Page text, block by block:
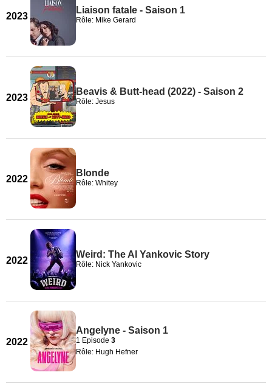
2023
Liaison fatale - Saison 1
Rôle: Mike Gerard
2023
Beavis & Butt-head (2022) - Saison 2
Rôle: Jesus
2022
Blonde
Rôle: Whitey
2022
Weird: The Al Yankovic Story
Rôle: Nick Yankovic
2022
Angelyne - Saison 1
1 Episode 3
Rôle: Hugh Hefner